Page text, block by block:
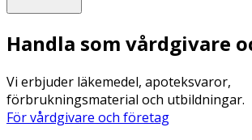
Handla som vårdgivare
Vi erbjuder läkemedel, apoteksvaror,
förbrukningsmaterial och utbildningar.
För vårdgivare och företag